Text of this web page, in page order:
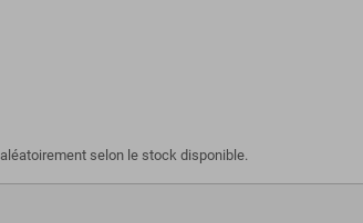
selon le stock disponible.